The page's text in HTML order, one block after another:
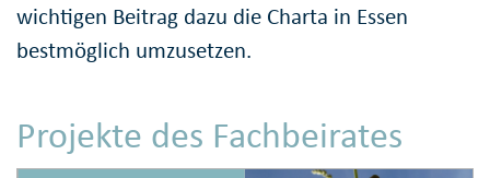
wichtigen Beitrag dazu die Charta in Essen
bestmöglich umzusetzen.
Projekte des Fachbeirates